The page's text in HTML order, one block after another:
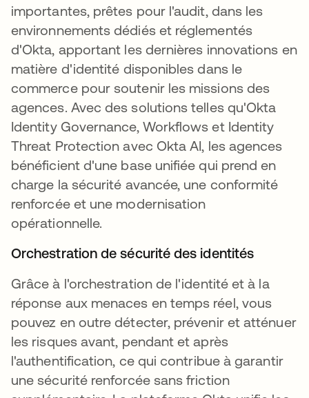
importantes, prêtes pour l'audit, dans les
environnements dédiés et réglementés
d'Okta, apportant les dernières innovations en
matière d'identité disponibles dans le
commerce pour soutenir les missions des
agences. Avec des solutions telles qu'Okta
Identity Governance, Workflows et Identity
Threat Protection avec Okta AI, les agences
bénéficient d'une base unifiée qui prend en
charge la sécurité avancée, une conformité
renforcée et une modernisation
opérationnelle.
Orchestration de sécurité des identités
Grâce à l'orchestration de l'identité et à la
réponse aux menaces en temps réel, vous
pouvez en outre détecter, prévenir et atténuer
les risques avant, pendant et après
l'authentification, ce qui contribue à garantir
une sécurité renforcée sans friction